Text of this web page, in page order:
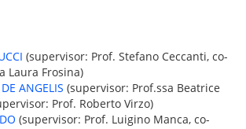
(supervisor: Prof. Stefano Ceccanti, co-
Laura Frosina)
ANGELIS (supervisor: Prof.ssa Beatrice
Prof. Roberto Virzo)
(supervisor: Prof. Luigino Manca, co-